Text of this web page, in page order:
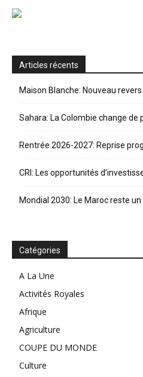
Articles récents
Maison Blanche: Nouveau
Sahara: La Colombie change
Rentrée 2026-2027: Reprise
CRI: Les opportunités
Mondial 2030: Le Maroc reste
Catégories
A La Une
Activités Royales
Afrique
Agriculture
COUPE DU MONDE
Culture